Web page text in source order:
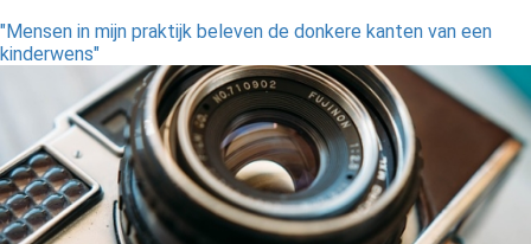
"Mensen in mijn praktijk beleven de donkere kanten van een
kinderwens"